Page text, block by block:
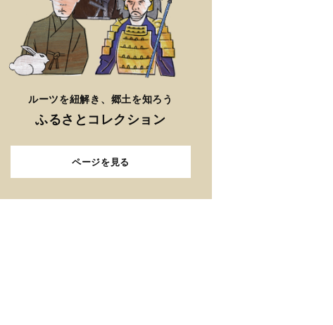
ルーツを紐解き、郷土を知ろう
ふるさとコレクション
ページを見る